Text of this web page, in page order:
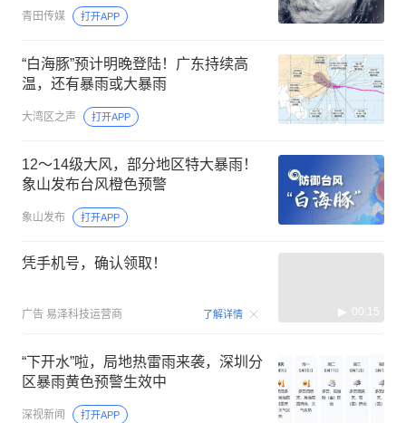
青田传媒 打开APP
“白海豚”预计明晚登陆！广东持续高
温，还有暴雨或大暴雨
大湾区之声 打开APP
12～14级大风，部分地区特大暴雨！
象山发布台风橙色预警
象山发布 打开APP
凭手机号，确认领取！
广告 易泽科技运营商 了解详情 00:15
“下开水”啦，局地热雷雨来袭，深圳分
区暴雨黄色预警生效中
深视新闻 打开APP